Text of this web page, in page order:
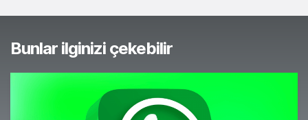
Bunlar ilginizi çekebilir